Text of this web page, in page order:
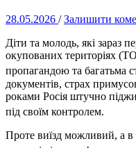
28.05.2026 /Залишити
Діти та молодь, які зараз
окупованих територіях
пропагандою та багатьма
документів, страх
роками Росія штучно
під своїм контролем.
Проте виїзд можливий, а в